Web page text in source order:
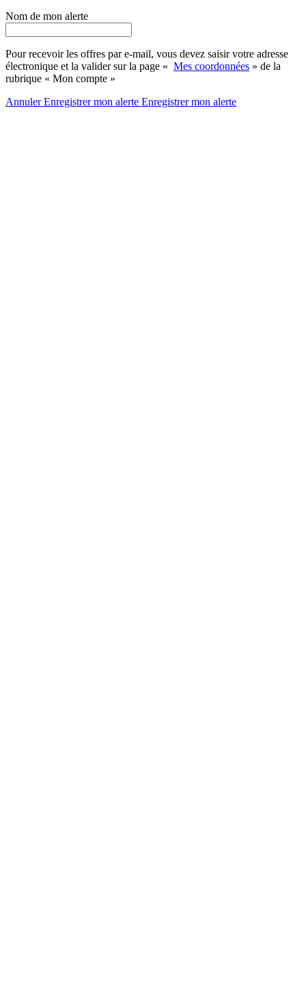
Nom de mon alerte
Pour recevoir les offres par e-mail, vous devez saisir votre adresse
électronique et la valider sur la page « Mes coordonnées » de la
rubrique « Mon compte »
AnnulerEnregistrer mon alerte Enregistrermon alerte